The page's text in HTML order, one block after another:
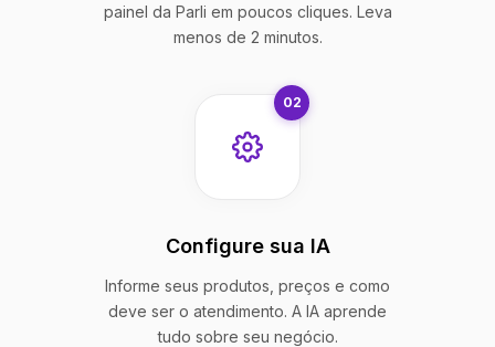
painel da Parli em poucos cliques. Leva
menos de 2 minutos.
02
Configure sua IA
Informe seus produtos, preços e como
deve ser o atendimento. A IA aprende
tudo sobre seu negócio.